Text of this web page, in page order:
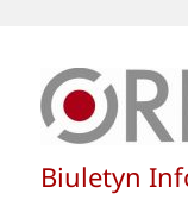
Biuletyn